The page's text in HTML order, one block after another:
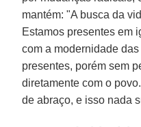
mantém: "A busca da
Estamos presentes em
com a modernidade
presentes, porém sem
diretamente com o
de abraço, e isso nada